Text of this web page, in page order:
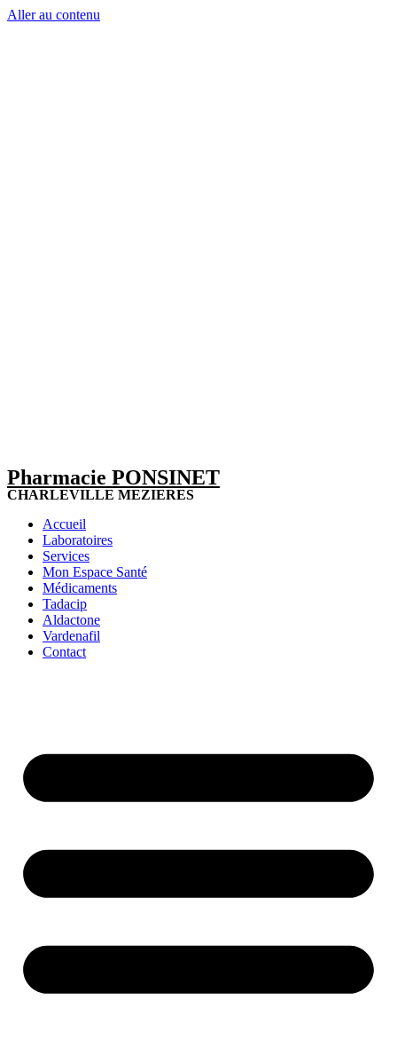
Aller au contenu
Pharmacie PONSINET
CHARLEVILLE MEZIERES
Accueil
Laboratoires
Services
Mon Espace Santé
Médicaments
Tadacip
Aldactone
Vardenafil
Contact